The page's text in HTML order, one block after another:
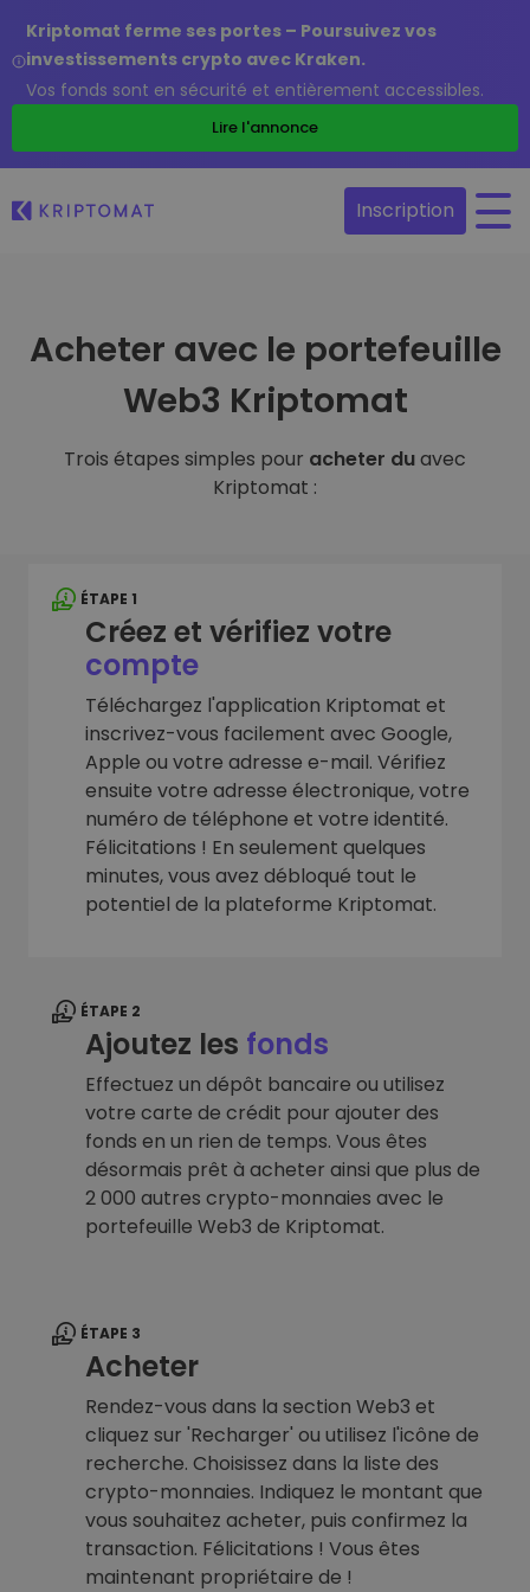
Kriptomat ferme ses portes – Poursuivez vos
investissements crypto avec Kraken.
Vos fonds sont en sécurité et entièrement accessibles.
Lire l'annonce
Inscription
Acheter avec le portefeuille
Web3 Kriptomat
Trois étapes simples pour acheter duavec
Kriptomat :
ÉTAPE 1
Créez et vérifiez votre
compte
Téléchargez l'application Kriptomat et
inscrivez-vous facilement avec Google,
Apple ou votre adresse e-mail. Vérifiez
ensuite votre adresse électronique, votre
numéro de téléphone et votre identité.
Félicitations ! En seulement quelques
minutes, vous avez débloqué tout le
potentiel de la plateforme Kriptomat.
ÉTAPE 2
Ajoutez les fonds
Effectuez un dépôt bancaire ou utilisez
votre carte de crédit pour ajouter des
fonds en un rien de temps. Vous êtes
désormais prêt à acheter ainsi que plus de
2 000 autres crypto-monnaies avec le
portefeuille Web3 de Kriptomat.
ÉTAPE 3
Acheter
Rendez-vous dans la section Web3 et
cliquez sur 'Recharger' ou utilisez l'icône de
recherche. Choisissez dans la liste des
crypto-monnaies. Indiquez le montant que
vous souhaitez acheter, puis confirmez la
transaction. Félicitations ! Vous êtes
maintenant propriétaire de !